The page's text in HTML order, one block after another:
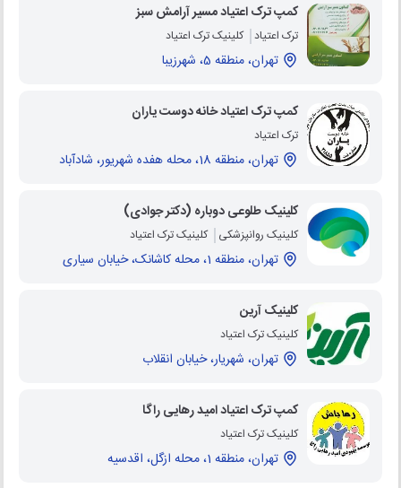
کمپ ترک اعتیاد مسیر آرامش سبز
ترک اعتیاد کلینیک ترک اعتیاد
تهران، منطقه 5، شهرزیبا
کمپ ترک اعتیاد خانه دوست یاران
ترک اعتیاد
تهران، منطقه 18، محله هفده شهریور، شادآباد
کلینیک طلوعی دوباره (دکتر جوادی)
کلینیک روانپزشکی کلینیک ترک اعتیاد
تهران، منطقه 1، محله کاشانک، خیابان سیاری
کلینیک آرین
کلینیک ترک اعتیاد
تهران، شهریار، خیابان انقلاب
کمپ ترک اعتیاد امید رهایی راگا
کلینیک ترک اعتیاد
تهران، منطقه 1، محله ازگل، اقدسیه